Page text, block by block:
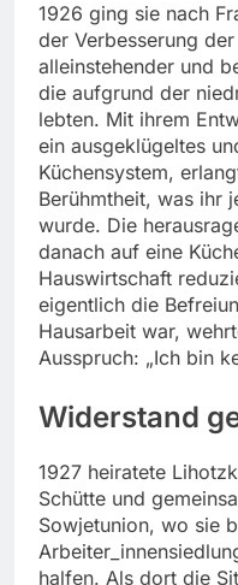
1926 ging sie nach
der Verbesserung
alleinstehender und
die aufgrund der
lebten. Mit ihrem
ein ausgeklügeltes
Küchensystem,
Berühmtheit, was ihr
wurde. Die
danach auf eine
Hauswirtschaft
eigentlich die
Hausarbeit war,
Ausspruch: „Ich bin
Widerstand
1927 heiratete
Schütte und
Sowjetunion, wo sie
halfen. Als dort die